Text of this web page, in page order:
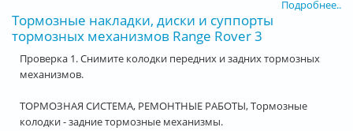
Подробнее..
Тормозные накладки, диски и суппорты
тормозных механизмов Range Rover 3
Проверка 1. Снимите колодки передних и задних тормозных
механизмов.
ТОРМОЗНАЯ СИСТЕМА, РЕМОНТНЫЕ РАБОТЫ, Тормозные
колодки - задние тормозные механизмы.